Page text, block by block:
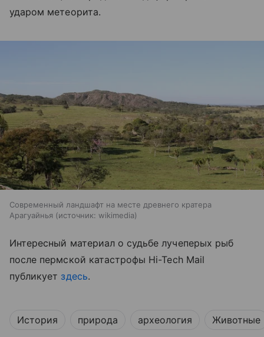
ударом метеорита.
Современный ландшафт на месте древнего кратера
Арагуайнья
источник: wikimedia
Интересный материал о судьбе лучеперых рыб
после пермской катастрофы Hi-Tech Mail
публикует здесь.
История природа археология Животные